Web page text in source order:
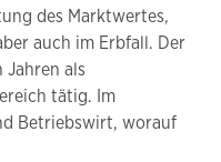
des Marktwertes,
auch im Erbfall. Der
Jahren als
tätig. Im
Betriebswirt, worauf